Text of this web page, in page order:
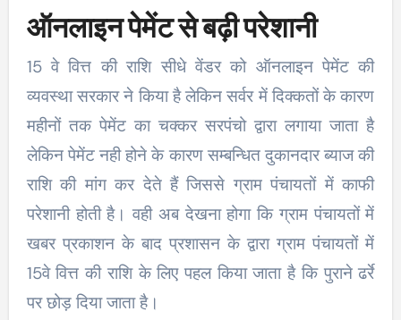
ऑनलाइन पेमेंट से बढ़ी परेशानी
15 वे वित्त की राशि सीधे वेंडर को ऑनलाइन पेमेंट की
व्यवस्था सरकार ने किया है लेकिन सर्वर में दिक्कतों के कारण
महीनों तक पेमेंट का चक्कर सरपंचो द्वारा लगाया जाता है
लेकिन पेमेंट नही होने के कारण सम्बन्धित दुकानदार ब्याज की
राशि की मांग कर देते हैं जिससे ग्राम पंचायतों में काफी
परेशानी होती है। वही अब देखना होगा कि ग्राम पंचायतों में
खबर प्रकाशन के बाद प्रशासन के द्वारा ग्राम पंचायतों में
15वे वित्त की राशि के लिए पहल किया जाता है कि पुराने ढर्रे
पर छोड़ दिया जाता है।